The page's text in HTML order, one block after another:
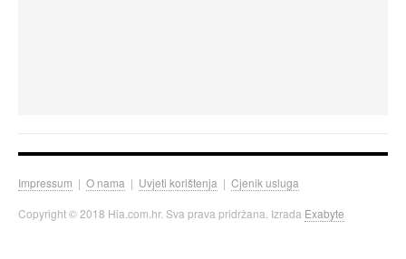
Impressum | O nama | Uvjeti korištenja | Cjenik usluga
Copyright © 2018 Hia.com.hr. Sva prava pridržana. Izrada Exabyte